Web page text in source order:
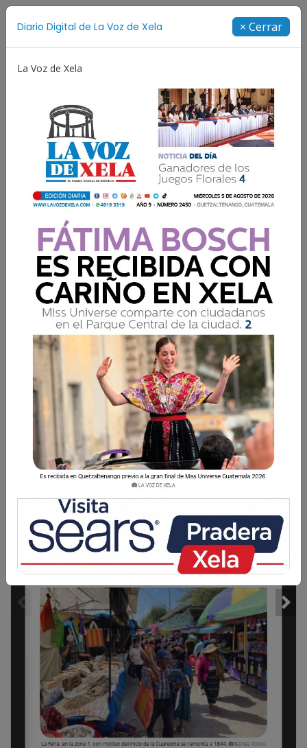
Diario Digital de La Voz de Xela × Cerrar
La Voz de Xela
Festival de Bandas 2026
Lee el diario digital del
jueves 6 de marzo | #2021
Ediciones Digitales 6 Marzo 2025 18:34
Comparte
EDICIÓN DIARIA
JUEVES 6 DE MARZO DE 2025
AÑO 7 · NÚMERO 2021 · QUETZALTENANGO, GUATEMALA
WWW.LAVOZDEXELA.COM ·     4919 3319
400 COMERCIANTES
SE INSTALAN EN
EL PRIMER VIERNES
La feria, en la zona 1, con motivo del inicio de la Cuaresma se remonta a 1844. lEONEL RODAS
Economista estima que se moverán
Cuidando la salud
renal de los hijos 8
SALUD